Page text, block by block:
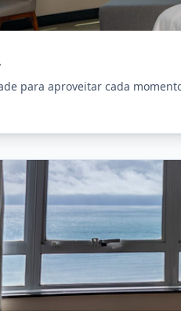
para aproveitar cada